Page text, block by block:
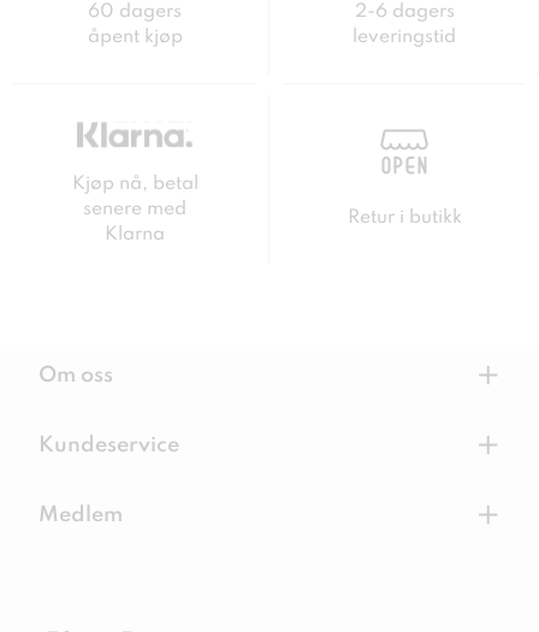
60 dagers
åpent kjøp
2-6 dagers
leveringstid
Kjøp nå, betal
senere med
Klarna
Retur i butikk
Om oss +
Kundeservice +
Medlem +